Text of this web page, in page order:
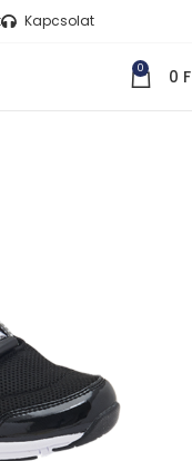
Kapcsolat
0 0